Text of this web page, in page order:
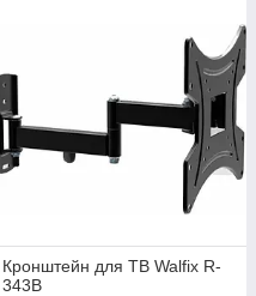
Кронштейн для ТВ Walfix R-
343B